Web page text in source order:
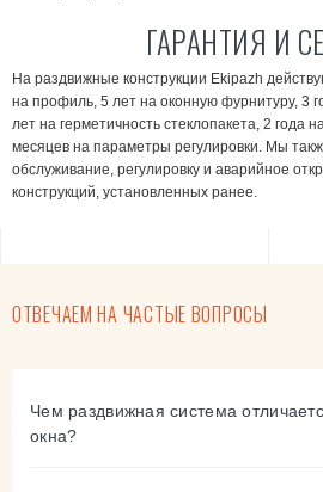
ГАРАНТИЯ И
На раздвижные конструкции Ekipazh
на профиль, 5 лет на оконную фурнитуру, 3
лет на герметичность стеклопакета, 2 года
месяцев на параметры регулировки. Мы
обслуживание, регулировку и аварийное
конструкций, установленных ранее.
ОТВЕЧАЕМ НА ЧАСТЫЕ ВОПРОСЫ
Чем раздвижная система
окна?